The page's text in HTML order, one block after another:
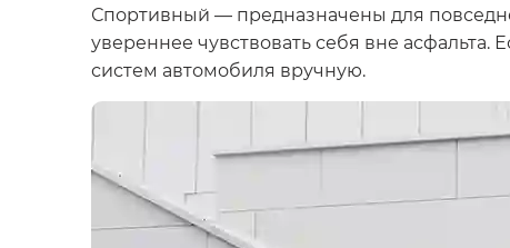
Спортивный — предназначены для
увереннее чувствовать себя вне
систем автомобиля вручную.